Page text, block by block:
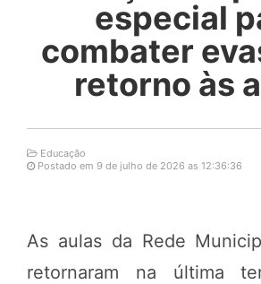
especial
combater
retorno às
Educação
Postado em 9 de julho de 2026 as 12:36:36
As aulas da Rede
retornaram na última